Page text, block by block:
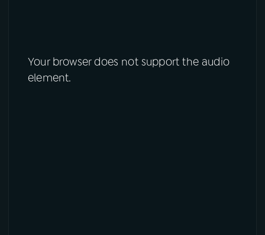
Your browser does not support the audio
element.